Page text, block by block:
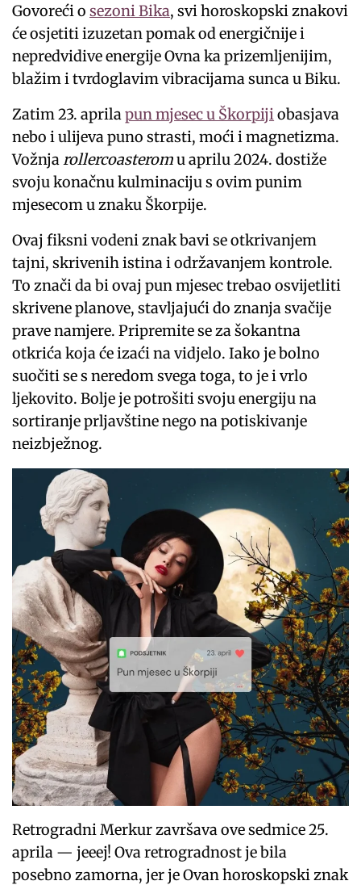
Govoreći osezoni Bika, svi horoskopski znakovi
će osjetiti izuzetan pomak od energičnije i
nepredvidive energije Ovna ka prizemljenijim,
blažim i tvrdoglavim vibracijama sunca u Biku.
Zatim 23. aprilapun mjesec u Škorpiji obasjava
nebo i ulijeva puno strasti, moći i magnetizma.
Vožnja rollercoasteromu aprilu 2024. dostiže
svoju konačnu kulminaciju s ovim punim
mjesecom u znaku Škorpije.
Ovaj fiksni vodeni znak bavi se otkrivanjem
tajni, skrivenih istina i održavanjem kontrole.
To znači da bi ovaj pun mjesec trebao osvijetliti
skrivene planove, stavljajući do znanja svačije
prave namjere. Pripremite se za šokantna
otkrića koja će izaći na vidjelo. Iako je bolno
suočiti se s neredom svega toga, to je i vrlo
ljekovito. Bolje je potrošiti svoju energiju na
sortiranje prljavštine nego na potiskivanje
neizbježnog.
Retrogradni Merkur završava ove sedmice 25.
aprila — jeeej! Ova retrogradnost je bila
posebno zamorna, jer je Ovan horoskopski znak